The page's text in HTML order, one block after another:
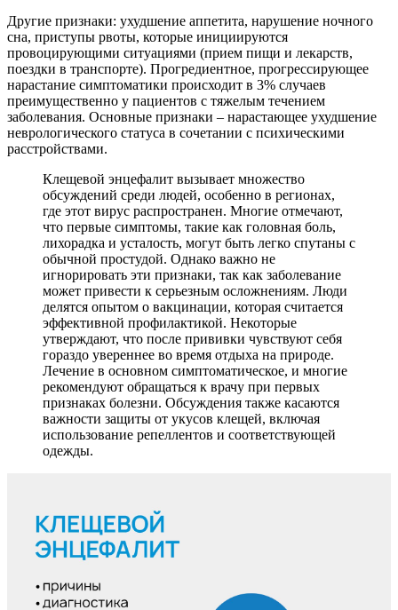
Другие признаки: ухудшение аппетита, нарушение ночного
сна, приступы рвоты, которые инициируются
провоцирующими ситуациями (прием пищи и лекарств,
поездки в транспорте). Прогредиентное, прогрессирующее
нарастание симптоматики происходит в 3% случаев
преимущественно у пациентов с тяжелым течением
заболевания. Основные признаки – нарастающее ухудшение
неврологического статуса в сочетании с психическими
расстройствами.
Клещевой энцефалит вызывает множество
обсуждений среди людей, особенно в регионах,
где этот вирус распространен. Многие отмечают,
что первые симптомы, такие как головная боль,
лихорадка и усталость, могут быть легко спутаны с
обычной простудой. Однако важно не
игнорировать эти признаки, так как заболевание
может привести к серьезным осложнениям. Люди
делятся опытом о вакцинации, которая считается
эффективной профилактикой. Некоторые
утверждают, что после прививки чувствуют себя
гораздо увереннее во время отдыха на природе.
Лечение в основном симптоматическое, и многие
рекомендуют обращаться к врачу при первых
признаках болезни. Обсуждения также касаются
важности защиты от укусов клещей, включая
использование репеллентов и соответствующей
одежды.